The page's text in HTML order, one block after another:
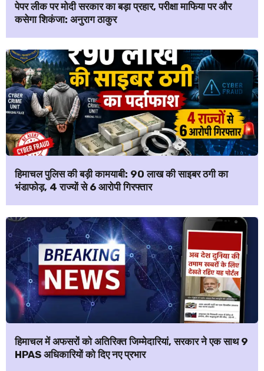
पेपर लीक पर मोदी सरकार का बड़ा प्रहार, परीक्षा माफिया पर और
कसेगा शिकंजा: अनुराग ठाकुर
हिमाचल पुलिस की बड़ी कामयाबी: ₹90 लाख की साइबर ठगी का
भंडाफोड़, 4 राज्यों से 6 आरोपी गिरफ्तार
हिमाचल में अफसरों को अतिरिक्त जिम्मेदारियां, सरकार ने एक साथ 9
HPAS अधिकारियों को दिए नए प्रभार